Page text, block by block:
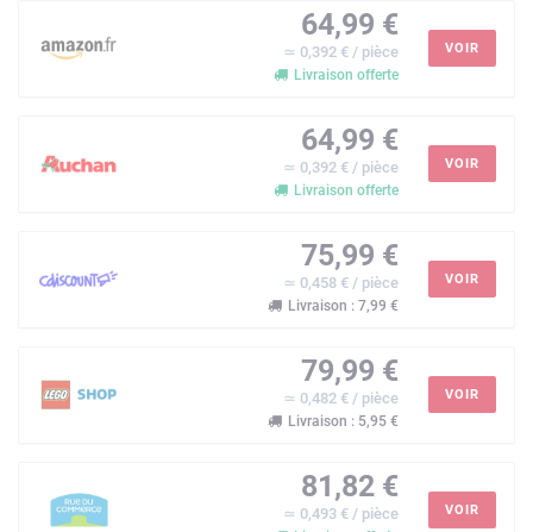
64,99 €
≃ 0,392 € / pièce
Livraison offerte
VOIR
64,99 €
≃ 0,392 € / pièce
Livraison offerte
VOIR
75,99 €
≃ 0,458 € / pièce
Livraison : 7,99 €
VOIR
79,99 €
≃ 0,482 € / pièce
Livraison : 5,95 €
VOIR
81,82 €
≃ 0,493 € / pièce VOIR